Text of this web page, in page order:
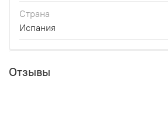
Страна
Испания
Отзывы